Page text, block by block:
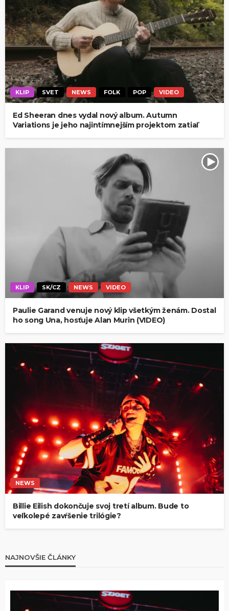
KLIP SVET NEWS FOLK POP VIDEO
Ed Sheeran dnes vydal nový album. Autumn
Variations je jeho najintímnejším projektom zatiaľ
KLIP SK/CZ NEWS VIDEO
Paulie Garand venuje nový klip všetkým ženám. Dostal
ho song Una, hosťuje Alan Murin (VIDEO)
NEWS
Billie Eilish dokončuje svoj tretí album. Bude to
veľkolepé zavŕšenie trilógie?
NAJNOVŠIE ČLÁNKY